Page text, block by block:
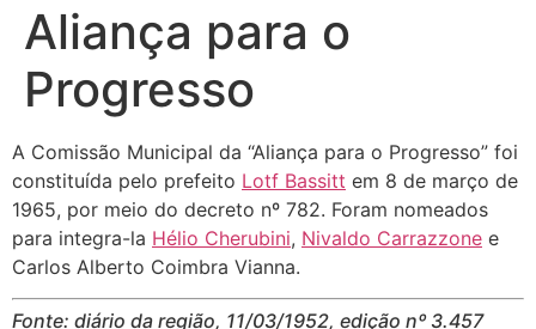
Aliança para o
Progresso
A Comissão Municipal da “Aliança para o Progresso” foi
constituída pelo prefeito Lotf Bassitt em 8 de março de
1965, por meio do decreto nº 782. Foram nomeados
para integra-la Hélio Cherubini, Nivaldo Carrazzone e
Carlos Alberto Coimbra Vianna.
Fonte: diário da região, 11/03/1952, edição nº 3.457